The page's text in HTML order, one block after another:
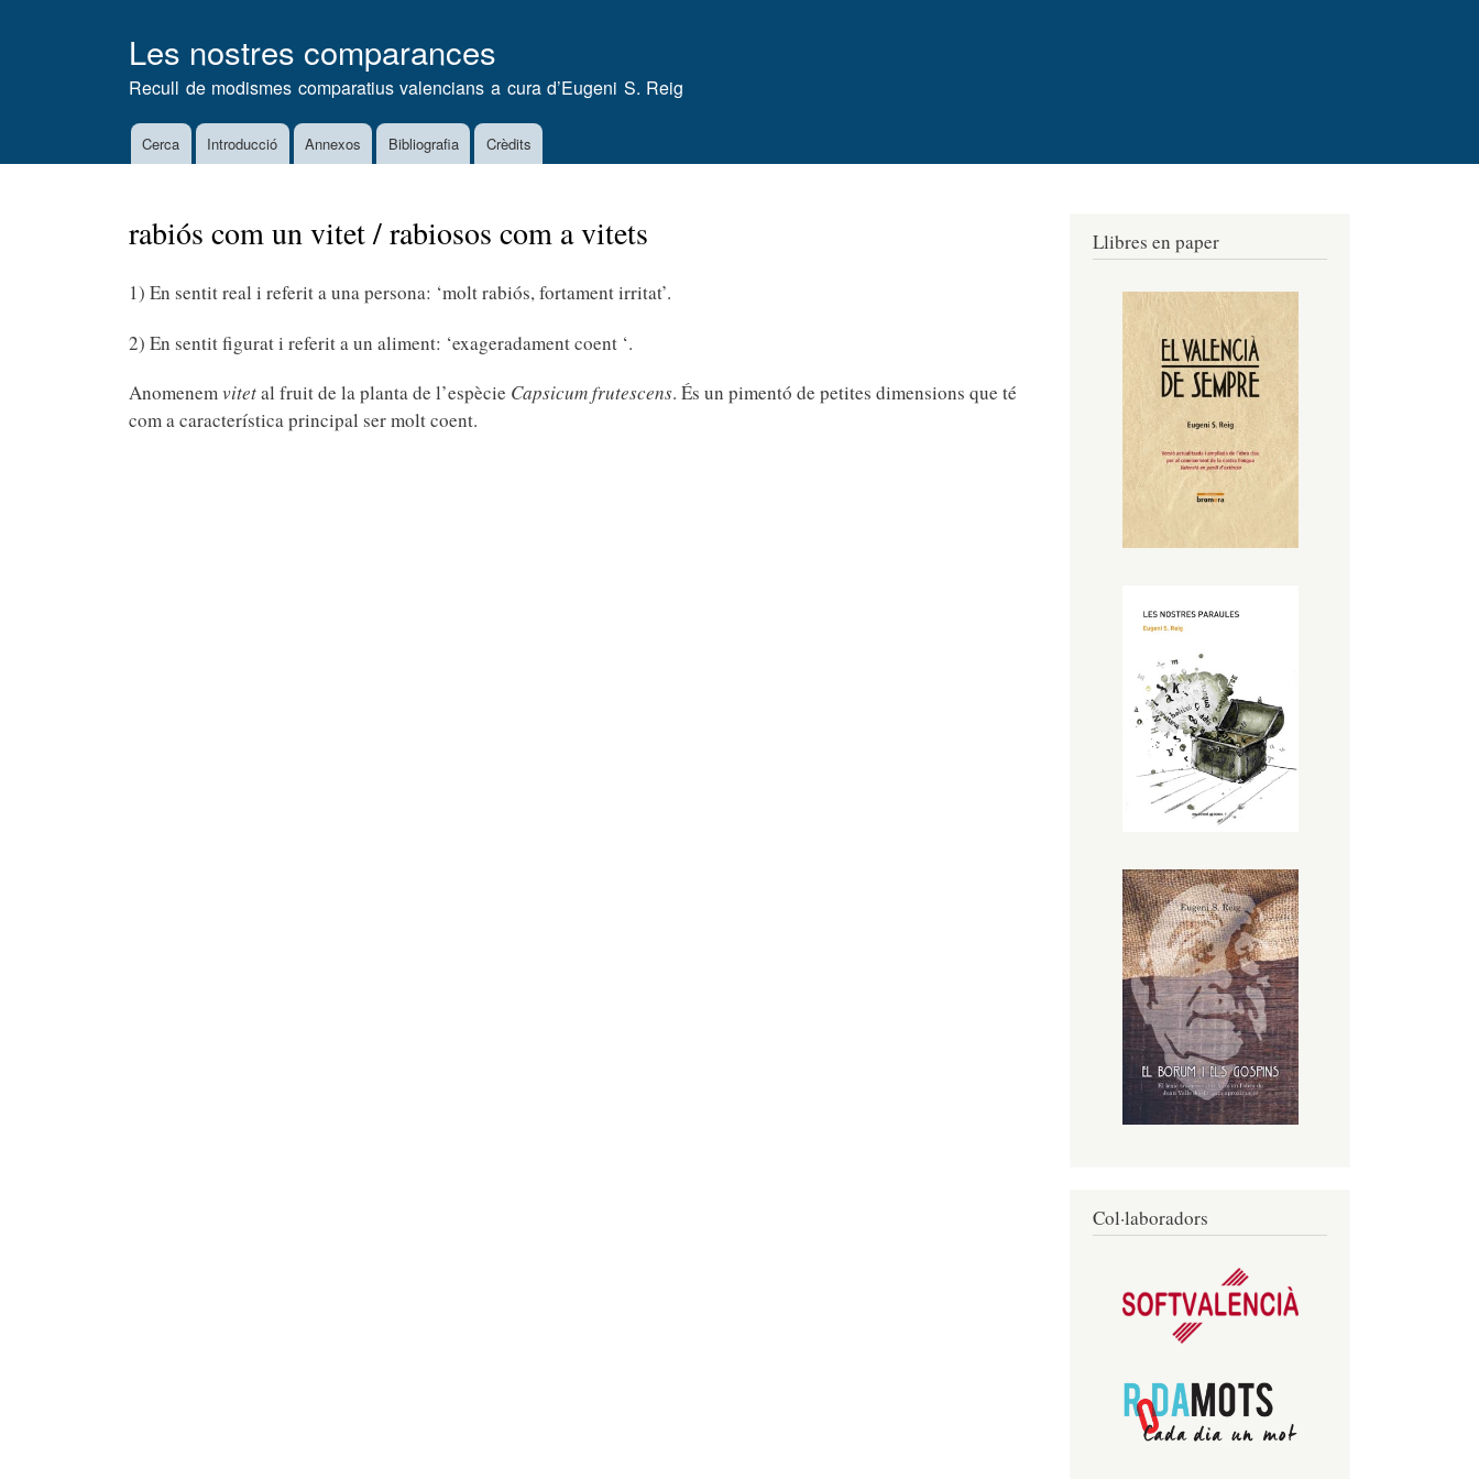
Les nostres comparances
Recull de modismes comparatius valencians a cura d’Eugeni S. Reig
MainCerca Introducció Annexos Bibliografia Crèdits
rabiós com un vitet / rabiosos com a vitets
1) En sentit real i referit a una persona: ‘molt rabiós, fortament irritat’.
2) En sentit figurat i referit a un aliment: ‘exageradament coent ‘.
Anomenemvitetal fruit de la planta de l’espècie Capsicum frutescens. És un pimentó de petites dimensions que té
com a característica principal ser molt coent.
Llibres en paper
Col·laboradors